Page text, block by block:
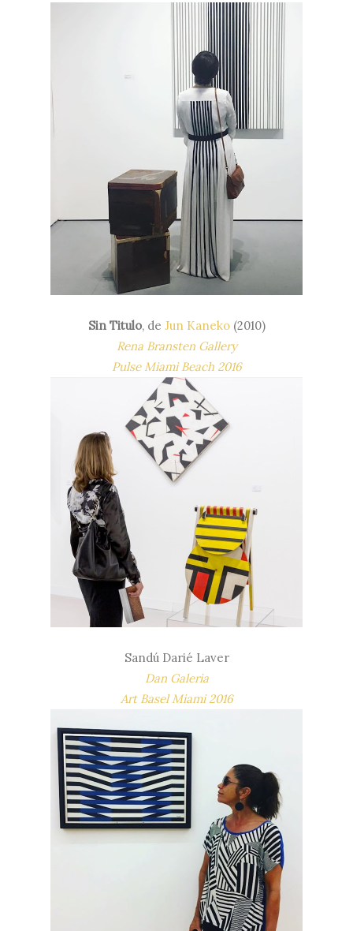
Sin Titulo, de Jun Kaneko(2010)
Rena Bransten Gallery
Pulse Miami Beach 2016
Sandú Darié Laver
Dan Galeria
Art Basel Miami 2016